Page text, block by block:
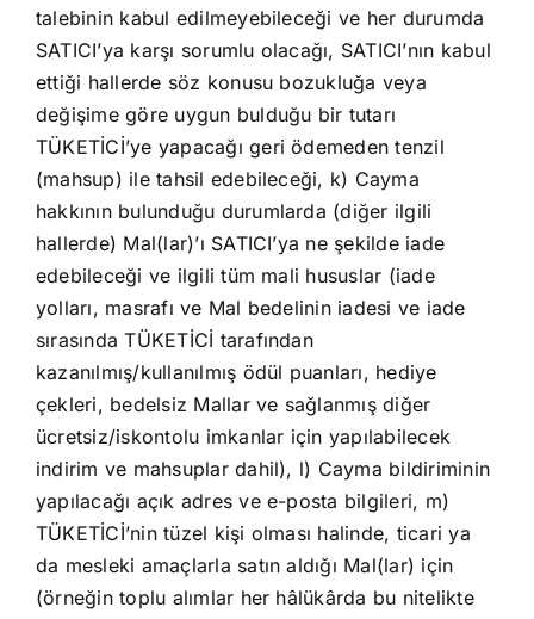
talebinin kabul edilmeyebileceği ve her durumda
SATICI’ya karşı sorumlu olacağı, SATICI’nın kabul
ettiği hallerde söz konusu bozukluğa veya
değişime göre uygun bulduğu bir tutarı
TÜKETİCİ’ye yapacağı geri ödemeden tenzil
(mahsup) ile tahsil edebileceği, k) Cayma
hakkının bulunduğu durumlarda (diğer ilgili
hallerde) Mal(lar)’ı SATICI’ya ne şekilde iade
edebileceği ve ilgili tüm mali hususlar (iade
yolları, masrafı ve Mal bedelinin iadesi ve iade
sırasında TÜKETİCİ tarafından
kazanılmış/kullanılmış ödül puanları, hediye
çekleri, bedelsiz Mallar ve sağlanmış diğer
ücretsiz/iskontolu imkanlar için yapılabilecek
indirim ve mahsuplar dahil), l) Cayma bildiriminin
yapılacağı açık adres ve e-posta bilgileri, m)
TÜKETİCİ’nin tüzel kişi olması halinde, ticari ya
da mesleki amaçlarla satın aldığı Mal(lar) için
(örneğin toplu alımlar her hâlükârda bu nitelikte